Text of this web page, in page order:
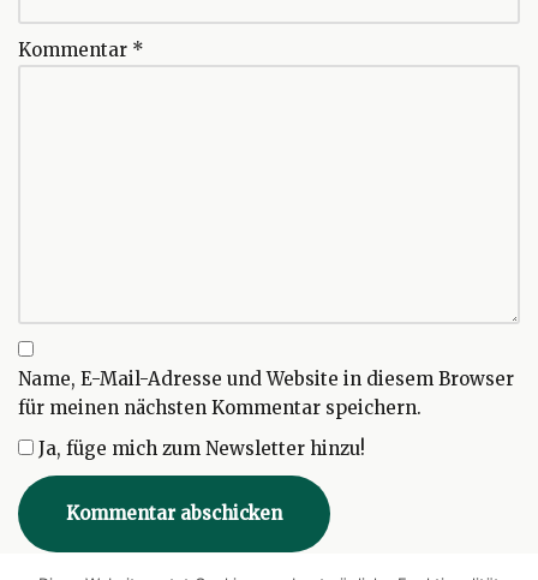
Kommentar *
Name, E-Mail-Adresse und Website in diesem Browser
für meinen nächsten Kommentar speichern.
Ja, füge mich zum Newsletter hinzu!